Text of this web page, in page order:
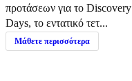
προτάσεων για το Discovery
Days, το εντατικό τετ...
Μάθετε περισσότερα